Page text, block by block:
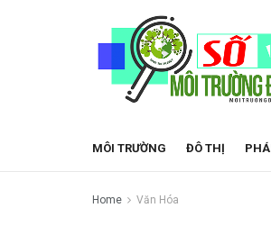
MÔI TRƯỜNG ĐÔ THỊ
Home Văn Hóa